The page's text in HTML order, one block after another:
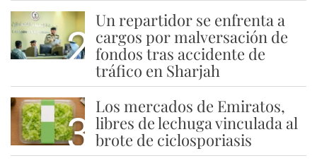
2
Un repartidor se enfrenta a
cargos por malversación de
fondos tras accidente de
tráfico en Sharjah
3
Los mercados de Emiratos,
libres de lechuga vinculada al
brote de ciclosporiasis